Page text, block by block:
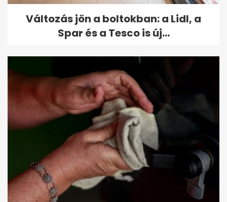
Változás jön a boltokban: a Lidl, a
Spar és a Tesco is új...